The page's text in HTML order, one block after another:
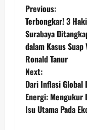
P
o
s
t
n
a
Previous:
Terbongkar! 3
Surabaya
dalam Kasus Suap
Ronald Tanur
Next:
Dari Inflasi Global
Energi: Mengukur
Isu Utama Pada